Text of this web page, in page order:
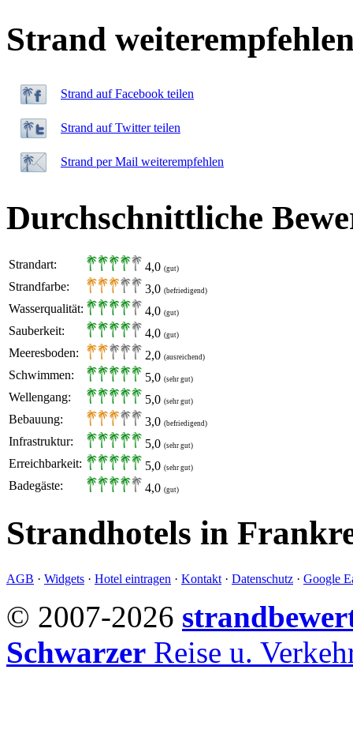
Strand
Strand auf Facebook teilen
Strand auf Twitter teilen
Strand per Mail weiterempfehlen
Durchschnittliche
Strandart: 4,0 (gut)
Strandfarbe: 3,0 (befriedigend)
Wasserqualität: 4,0 (gut)
Sauberkeit: 4,0 (gut)
Meeresboden: 2,0 (ausreichend)
Schwimmen: 5,0 (sehr gut)
Wellengang: 5,0 (sehr gut)
Bebauung: 3,0 (befriedigend)
Infrastruktur: 5,0 (sehr gut)
Erreichbarkeit: 5,0 (sehr gut)
Badegäste: 4,0 (gut)
Strandhotels in
AGB · Widgets · Hotel eintragen · Kontakt · Datenschutz · Google
© 2007-2026
Schwarzer Reise u.